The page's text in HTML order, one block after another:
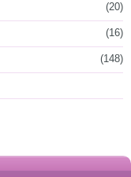
(20)
(16)
(148)